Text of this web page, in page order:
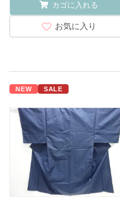
カゴに入れる
お気に入り
NEW SALE